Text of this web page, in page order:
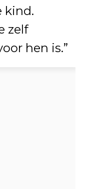
kind.
zelf
hen is.”